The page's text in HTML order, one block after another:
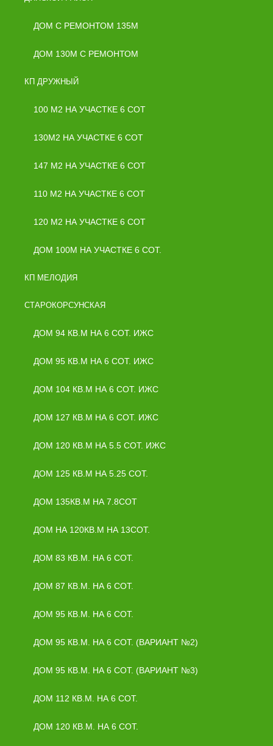
ДОМ С РЕМОНТОМ 135М
ДОМ 130М С РЕМОНТОМ
КП ДРУЖНЫЙ
100 М2 НА УЧАСТКЕ 6 СОТ
130М2 НА УЧАСТКЕ 6 СОТ
147 М2 НА УЧАСТКЕ 6 СОТ
110 М2 НА УЧАСТКЕ 6 СОТ
120 М2 НА УЧАСТКЕ 6 СОТ
ДОМ 100М НА УЧАСТКЕ 6 СОТ.
КП МЕЛОДИЯ
СТАРОКОРСУНСКАЯ
ДОМ 94 КВ.М НА 6 СОТ. ИЖС
ДОМ 95 КВ.М НА 6 СОТ. ИЖС
ДОМ 104 КВ.М НА 6 СОТ. ИЖС
ДОМ 127 КВ.М НА 6 СОТ. ИЖС
ДОМ 120 КВ.М НА 5.5 СОТ. ИЖС
ДОМ 125 КВ.М НА 5.25 СОТ.
ДОМ 135КВ.М НА 7.8СОТ
ДОМ НА 120КВ.М НА 13СОТ.
ДОМ 83 КВ.М. НА 6 СОТ.
ДОМ 87 КВ.М. НА 6 СОТ.
ДОМ 95 КВ.М. НА 6 СОТ.
ДОМ 95 КВ.М. НА 6 СОТ. (ВАРИАНТ №2)
ДОМ 95 КВ.М. НА 6 СОТ. (ВАРИАНТ №3)
ДОМ 112 КВ.М. НА 6 СОТ.
ДОМ 120 КВ.М. НА 6 СОТ.